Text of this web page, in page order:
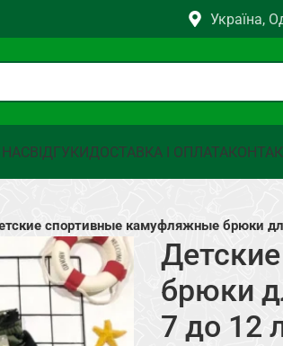
Україна,
ВІДГУКИДОСТАВКА І ОПЛАТА
спортивные камуфляжные брюки
брюки
7 до 12